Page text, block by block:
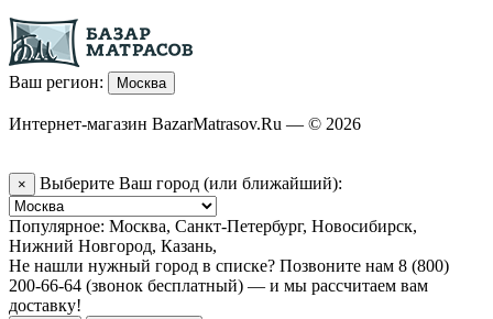
Ваш регион: Москва
Интернет-магазин BazarMatrasov.Ru — © 2026
× Выберите Ваш город (или ближайший):
Популярное: Москва, Санкт-Петербург, Новосибирск,
Нижний Новгород, Казань,
Не нашли нужный город в списке? Позвоните нам 8 (800)
200-66-64 (звонок бесплатный) — и мы рассчитаем вам
доставку!